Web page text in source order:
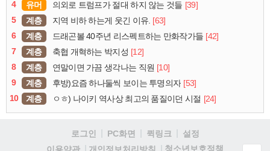
4
유머 의외로 트럼프가 절대 하지 않는 것들 [39]
5
계층 지역 비하 하는게 웃긴 이유. [63]
6
계층 드래곤볼 40주년 리스펙트하는 만화작가들 [42]
7
계층 축협 개혁하는 박지성 [12]
8
계층 연말이면 가끔 생각나는 직원 [10]
9
계층 후방)요즘 하나둘씩 보이는 투명의자 [53]
10
계층 ㅇㅎ) 나이키 역사상 최고의 품질이던 시절 [24]
로그인 PC화면 퀵링크
설정
이용약관
개인정보처리방침 청소년보호정책